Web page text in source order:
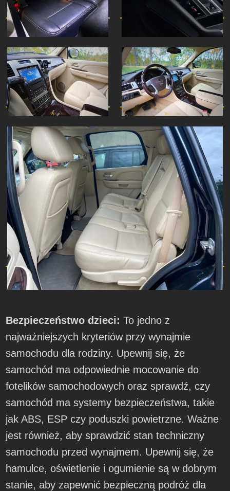
Bezpieczeństwo dzieci: To jedno z
najważniejszych kryteriów przy wynajmie
samochodu dla rodziny. Upewnij się, że
samochód ma odpowiednie mocowanie do
fotelików samochodowych oraz sprawdź, czy
samochód ma systemy bezpieczeństwa, takie
jak ABS, ESP czy poduszki powietrzne. Ważne
jest również, aby sprawdzić stan techniczny
samochodu przed wynajmem. Upewnij się, że
hamulce, oświetlenie i ogumienie są w dobrym
stanie, aby zapewnić bezpieczną podróż dla